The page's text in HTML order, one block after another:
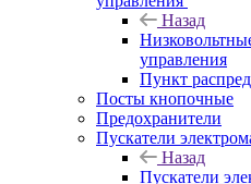
Назад
управления
Пункт
Посты кнопочные
Предохранители
Пускатели
Назад
Пускатели